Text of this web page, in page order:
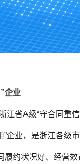
企业
省A级“守合同重
”企业，是浙江各
约状况好、经营